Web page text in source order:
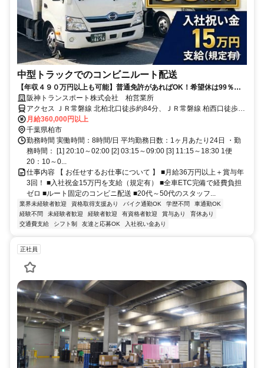
中型トラックでのコンビニルート配送
【年収４９０万円以上も可能】普通免許があればOK！希望休は99％考
慮！連休取得も可能◎ETC利用可能！毎日定時に帰れるルート配送！
【賞与年3回】
阪神トランスポート株式会社 柏営業所
アクセス ＪＲ常磐線 北柏北口徒歩約84分、ＪＲ常磐線 柏西口徒歩約
85分、東武野田線 柏西口徒歩約85分
月給360,000円以上
千葉県柏市
勤務時間 実働時間：8時間/日 平均勤務日数：1ヶ月あたり24日 ・勤
務時間： [1] 20:10～02:00 [2] 03:15～09:00 [3] 11:15～18:30 1便
20：10～0...
仕事内容 【 お任せするお仕事について 】 ■月給36万円以上＋賞与年
3回！ ■入社祝金15万円を支給（規定有） ■全車ETC完備で経費負担
ゼロ ■ルート固定のコンビニ配送 ■20代～50代のスタッフ...
業界未経験者歓迎 資格取得支援あり バイク通勤OK 学歴不問
車通勤OK
経験不問
未経験者歓迎 経験者歓迎 有資格者歓迎 賞与あり
育休あり
交通費支給
シフト制 友達と応募OK 入社祝い金あり
正社員